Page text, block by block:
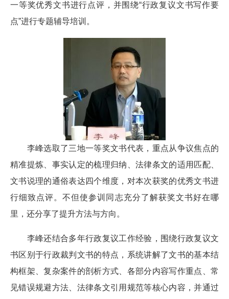
一等奖优秀文书进行点评，并围绕“行政复议文书写作要
点”进行专题辅导培训。
李峰选取了三地一等奖文书代表，重点从争议焦点的
精准提炼、事实认定的梳理归纳、法律条文的适用匹配、
文书说理的通俗表达四个维度，对本次获奖的优秀文书进
行细致点评。不但使参训同志充分了解获奖文书好在哪
里，还分享了提升方法与方向。
李峰还结合多年行政复议工作经验，围绕行政复议文
书区别于行政裁判文书的特点，系统讲解了文书的基本结
构框架、复杂案件的剖析方式、各部分内容写作重点、常
见错误规避方法、法律条文引用规范等核心内容，并通过